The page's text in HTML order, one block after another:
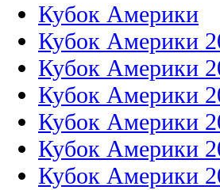
Кубок Америки
Кубок Америки
Кубок Америки
Кубок Америки
Кубок Америки
Кубок Америки
Кубок Америки